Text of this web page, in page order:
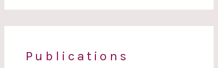
Publications